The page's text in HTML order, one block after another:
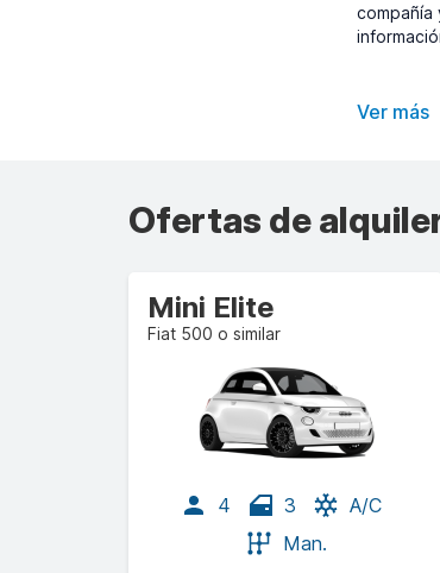
compañía
Ver más
Ofertas de
Mini Elite
Fiat 500 o similar
4 3
A/C
Man.